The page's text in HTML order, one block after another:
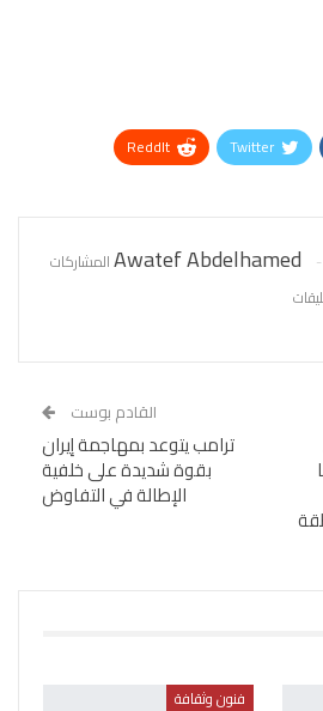
Twitter
ReddIt
Awatef Abdelhamed
القادم بوست
ترامب يتوعد بمهاجمة إيران
بقوة شديدة على خلفية
الإطالة في التفاوض
فنون وثقافة